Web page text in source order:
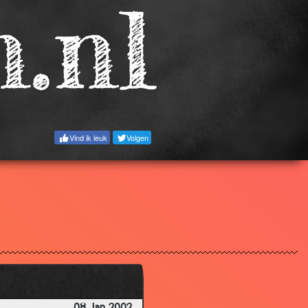
Vind ik leuk Volgen
3.42
3.42
3.38
2.66
2.23
3.32
2.84